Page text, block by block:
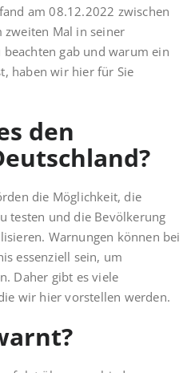
am 08.12.2022 zwischen
Mal in seiner
beachten gab und warum ein
haben wir hier für Sie
den
die Möglichkeit, die
testen und die Bevölkerung
Warnungen können bei
essenziell sein, um
Daher gibt es viele
wir hier vorstellen werden.